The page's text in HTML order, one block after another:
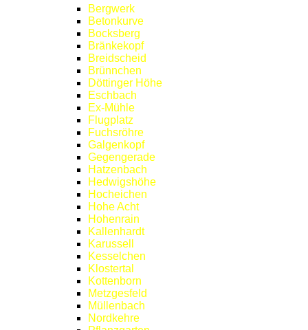
Bergwerk
Betonkurve
Bocksberg
Bränkekopf
Breidscheid
Brünnchen
Döttinger Höhe
Eschbach
Ex-Mühle
Flugplatz
Fuchsröhre
Galgenkopf
Gegengerade
Hatzenbach
Hedwigshöhe
Hocheichen
Hohe Acht
Hohenrain
Kallenhardt
Karussell
Kesselchen
Klostertal
Kottenborn
Metzgesfeld
Müllenbach
Nordkehre